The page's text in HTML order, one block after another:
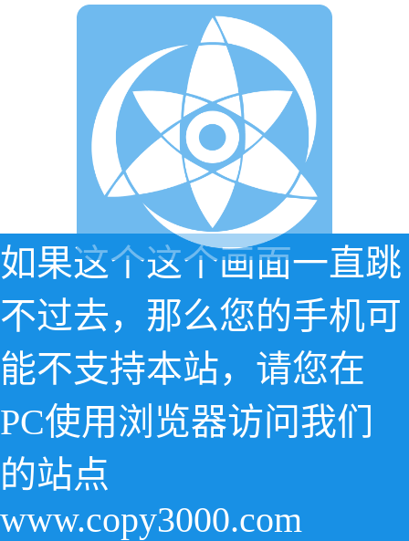
如果这个这个画面一直跳
不过去，那么您的手机可
能不支持本站，请您在
PC使用浏览器访问我们
的站点
www.copy3000.com